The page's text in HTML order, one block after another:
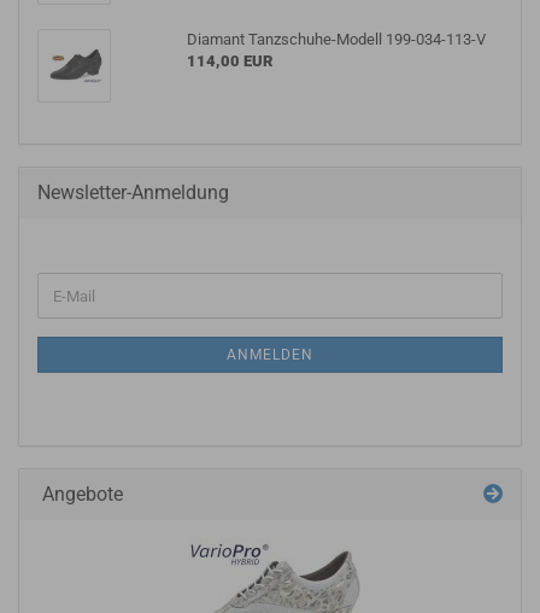
Diamant Tanzschuhe-Modell 199-034-113-V
114,00 EUR
Newsletter-Anmeldung
ANMELDEN
Angebote